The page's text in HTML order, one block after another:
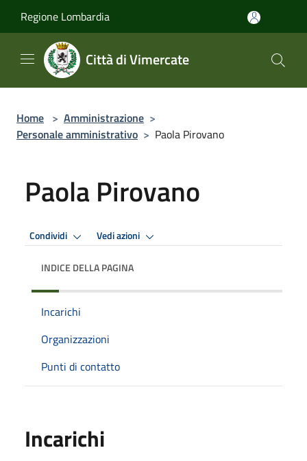
Regione Lombardia
Città di Vimercate
Home > Amministrazione >
Personale amministrativo > Paola Pirovano
Paola Pirovano
Condividi Vedi azioni
INDICE DELLA PAGINA
Incarichi
Organizzazioni
Punti di contatto
Incarichi